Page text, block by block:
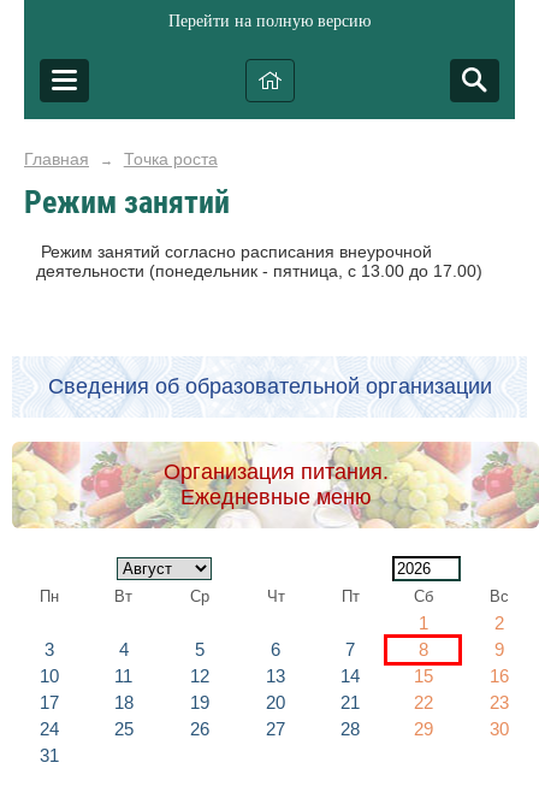
Перейти на полную версию
Главная → Точка роста
Режим занятий
Режим занятий согласно расписания внеурочной
деятельности (понедельник - пятница, с 13.00 до 17.00)
Сведения об образовательной организации
Организация питания.
Ежедневные меню
Пн Вт Ср Чт Пт Сб Вс
1
2
3
4 5 6 7 8
9
10
11 12 13 14 15
16
17
18 19 20 21 22
23
24
25 26 27 28 29
30
31